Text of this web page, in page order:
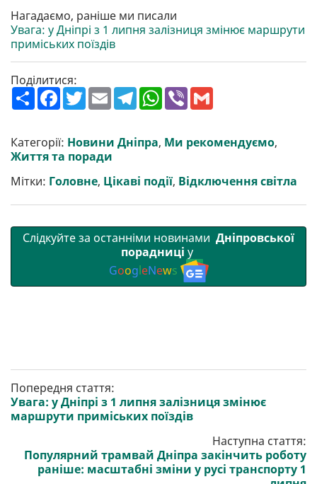
Нагадаємо, раніше ми писали
Увага: у Дніпрі з 1 липня залізниця змінює маршрути
приміських поїздів
Поділитися:
П
о
р
и
т
F
a
b
o
o
T
w
t
e
r
E
m
l
T
e
g
r
m
W
h
s
A
p
V
r l
Категорії: Новини Дніпра, Ми рекомендуємо,
Життя та поради
Мітки: Головне, Цікаві події, Відключення світла
Слідкуйте за останніми новинами Дніпровської
порадниці у
GoogleNews
Попередня стаття:
Увага: у Дніпрі з 1 липня залізниця змінює
маршрути приміських поїздів
Наступна стаття:
Популярний трамвай Дніпра закінчить роботу
раніше: масштабні зміни у русі транспорту 1